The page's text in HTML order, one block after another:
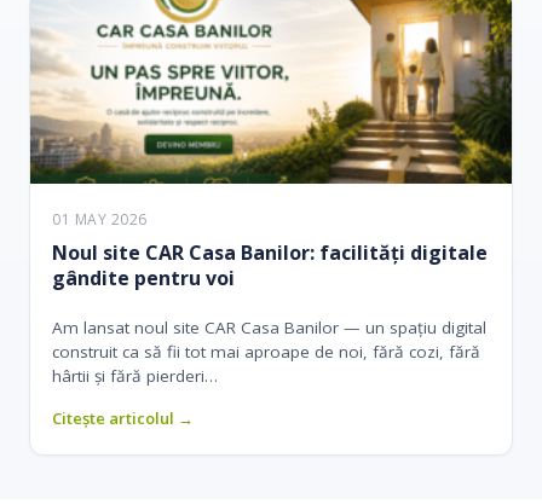
01 MAY 2026
Noul site CAR Casa Banilor: facilități digitale
gândite pentru voi
Am lansat noul site CAR Casa Banilor — un spațiu digital
construit ca să fii tot mai aproape de noi, fără cozi, fără
hârtii și fără pierderi…
Citește articolul →